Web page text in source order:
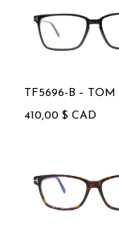
TF5696-B – TOM
410,00 $ CAD